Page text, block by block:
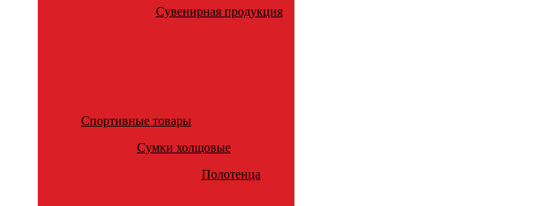
Сувенирная продукция
Спортивные товары
Сумки холщовые
Полотенца